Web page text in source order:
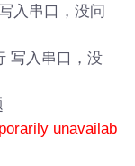
入串口，没问
写入串口，没
unavailab